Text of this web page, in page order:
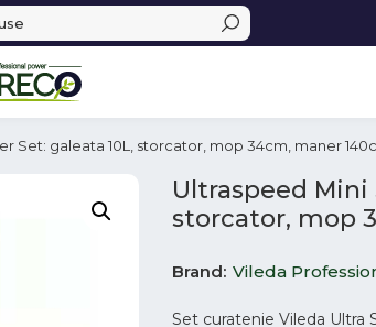
Set: galeata 10L, storcator, mop 34cm, maner
Ultraspeed Mini
storcator, mop
Brand Vileda
Set curatenie Vileda Ultra